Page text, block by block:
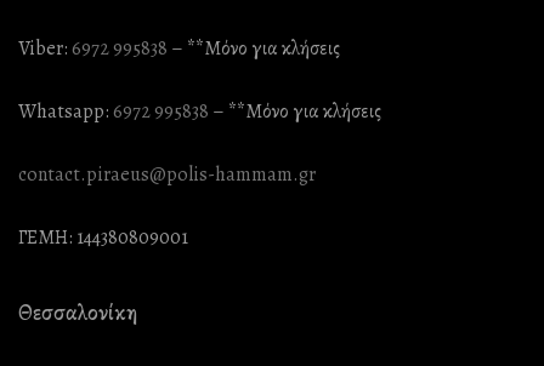
Viber:6972 995838 – **Mόνο για κλήσεις
Whatsapp:6972 995838 – **Mόνο για κλήσεις
contact.piraeus@polis-hammam.gr
ΓΕΜΗ: 144380809001
Θεσσαλονίκη